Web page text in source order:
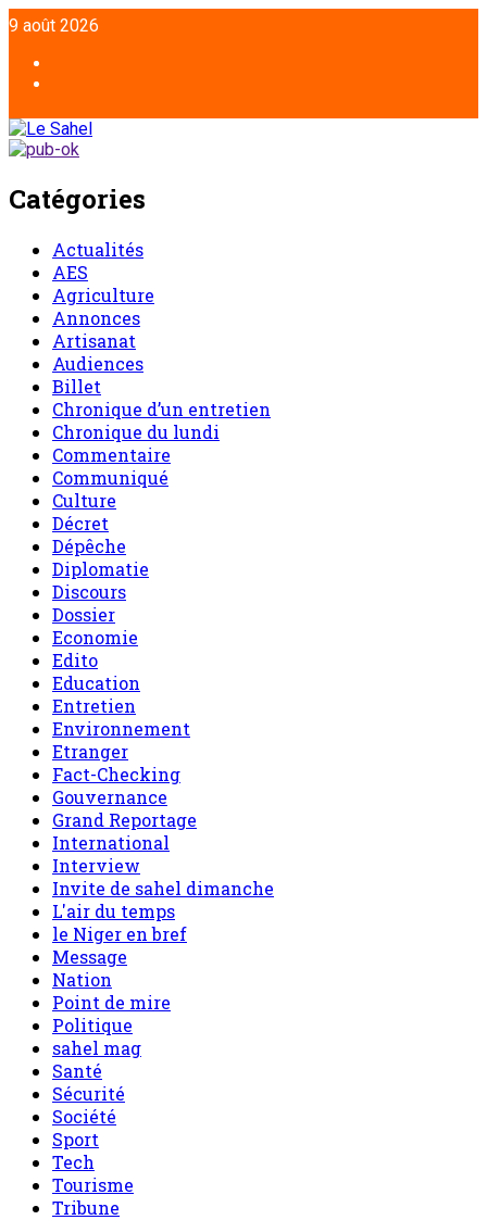
Aller
au
contenu
9 août 2026
Catégories
Actualités
AES
Agriculture
Annonces
Artisanat
Audiences
Billet
Chronique d’un entretien
Chronique du lundi
Commentaire
Communiqué
Culture
Décret
Dépêche
Diplomatie
Discours
Dossier
Economie
Edito
Education
Entretien
Environnement
Etranger
Fact-Checking
Gouvernance
Grand Reportage
International
Interview
Invite de sahel dimanche
L'air du temps
le Niger en bref
Message
Nation
Point de mire
Politique
sahel mag
Santé
Sécurité
Société
Sport
Tech
Tourisme
Tribune